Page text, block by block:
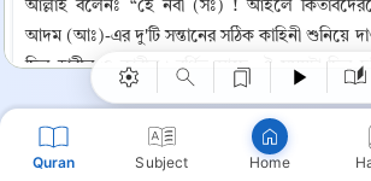
Quran Subject Home
আল্লাহ বলেনঃ “হে নবী (সঃ) ! আহলে
আদম (আঃ)-এর দু'টি সন্তানের সঠিক কাহিনী শুনিয়ে
ছিল হাবীল ও কাবীল। বর্ণিত আছে, ঐ সময়টা ছিল
অবস্থা। তাই সেই সময় একই উদরে দুটো সন্তান
একটি ছেলে ও একটি মেয়ে। তখন একটি গর্ভের
একটি গর্ভের মেয়ের বিয়ে দিয়ে দেয়া হতো।